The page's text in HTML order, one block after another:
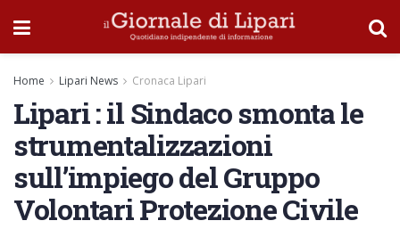
Home Lipari News Cronaca Lipari
Lipari : il Sindaco smonta le
strumentalizzazioni
sull’impiego del Gruppo
Volontari Protezione Civile